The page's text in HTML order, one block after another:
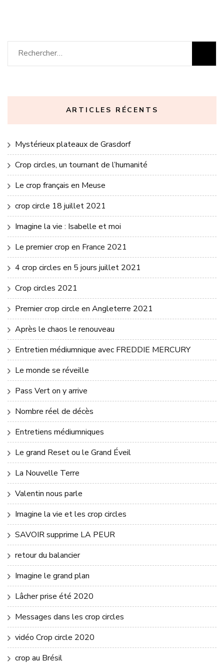
Rechercher :
ARTICLES RÉCENTS
Mystérieux plateaux de Grasdorf
Crop circles, un tournant de l’humanité
Le crop français en Meuse
crop circle 18 juillet 2021
Imagine la vie : Isabelle et moi
Le premier crop en France 2021
4 crop circles en 5 jours juillet 2021
Crop circles 2021
Premier crop circle en Angleterre 2021
Après le chaos le renouveau
Entretien médiumnique avec FREDDIE MERCURY
Le monde se réveille
Pass Vert on y arrive
Nombre réel de décès
Entretiens médiumniques
Le grand Reset ou le Grand Éveil
La Nouvelle Terre
Valentin nous parle
Imagine la vie et les crop circles
SAVOIR supprime LA PEUR
retour du balancier
Imagine le grand plan
Lâcher prise été 2020
Messages dans les crop circles
vidéo Crop circle 2020
crop au Brésil